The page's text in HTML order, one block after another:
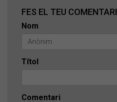
FES EL TEU COMENTARI
Nom
Títol
Comentari